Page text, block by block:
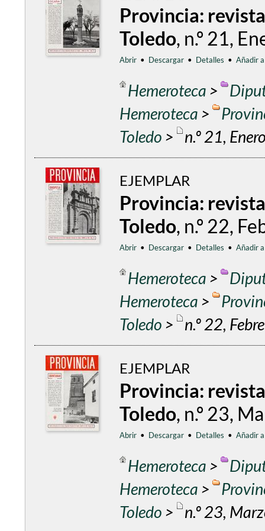
Provincia:
Toledo, n.º 21,
Abrir • Descargar • Detalles • Añadir
Hemeroteca >
Hemeroteca >
Toledo > n.º 21,
EJEMPLAR
Provincia:
Toledo, n.º 22,
Abrir • Descargar • Detalles • Añadir
Hemeroteca >
Hemeroteca >
Toledo > n.º 22,
EJEMPLAR
Provincia:
Toledo, n.º 23,
Abrir • Descargar • Detalles • Añadir
Hemeroteca >
Hemeroteca >
Toledo > n.º 23,